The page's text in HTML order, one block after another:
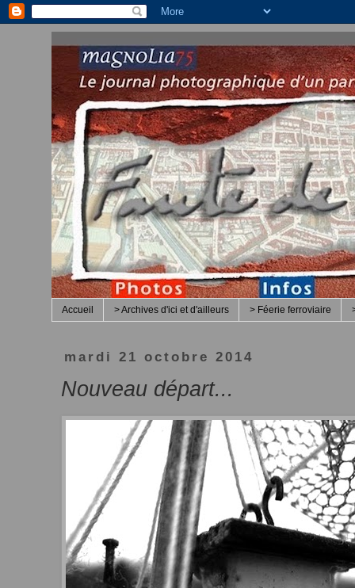
Accueil > Archives d'ici et d'ailleurs > Féerie ferroviaire
mardi 21 octobre 2014
Nouveau départ...